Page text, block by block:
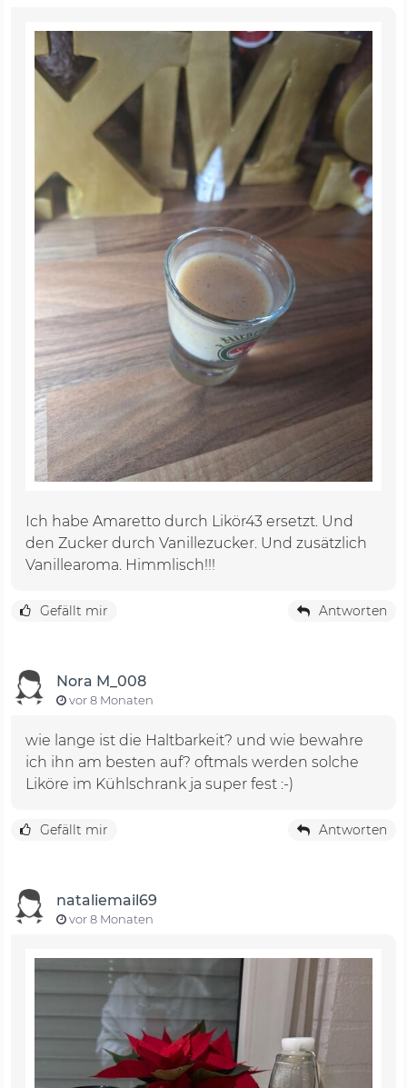
Ich habe Amaretto durch Likör43 ersetzt. Und
den Zucker durch Vanillezucker. Und zusätzlich
Vanillearoma. Himmlisch!!!
Gefällt mir Antworten
Nora M_008
vor 8 Monaten
wie lange ist die Haltbarkeit? und wie bewahre
ich ihn am besten auf? oftmals werden solche
Liköre im Kühlschrank ja super fest :-)
Gefällt mir Antworten
nataliemail69
vor 8 Monaten